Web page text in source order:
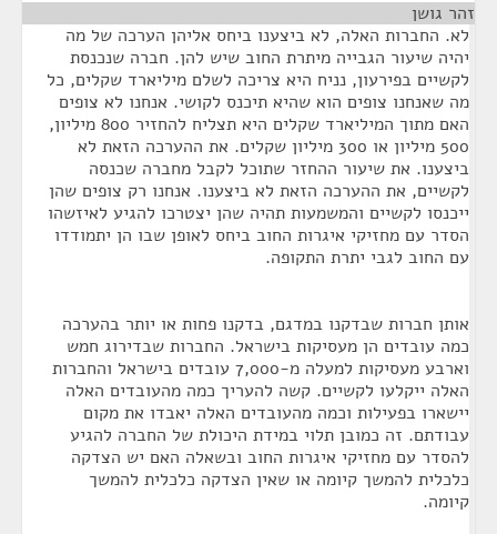
זהר גושן
לא. החברות האלה, לא ביצענו ביחס אליהן הערכה של מה
יהיה שיעור הגבייה מיתרת החוב שיש להן. חברה שנכנסת
לקשיים בפירעון, נניח היא צריכה לשלם מיליארד שקלים, כל
מה שאנחנו צופים הוא שהיא תיכנס לקושי. אנחנו לא צופים
האם מתוך המיליארד שקלים היא תצליח להחזיר 800 מיליון,
500 מיליון או 300 מיליון שקלים. את ההערכה הזאת לא
ביצענו. את שיעור ההחזר שתוכל לקבל מחברה שכנסה
לקשיים, את ההערכה הזאת לא ביצענו. אנחנו רק צופים שהן
ייכנסו לקשיים והמשמעות תהיה שהן יצטרכו להגיע לאיזשהו
הסדר עם מחזיקי איגרות החוב ביחס לאופן שבו הן יתמודדו
עם החוב לגבי יתרת התקופה.
אותן חברות שבדקנו במדגם, בדקנו פחות או יותר בהערכה
כמה עובדים הן מעסיקות בישראל. החברות שבדירוג חמש
וארבע מעסיקות למעלה מ-7,000 עובדים בישראל והחברות
האלה ייקלעו לקשיים. קשה להעריך כמה מהעובדים האלה
יישארו בפעילות וכמה מהעובדים האלה יאבדו את מקום
עבודתם. זה כמובן תלוי במידת היכולת של החברה להגיע
להסדר עם מחזיקי איגרות החוב ובשאלה האם יש הצדקה
כלכלית להמשך קיומה או שאין הצדקה כלכלית להמשך
קיומה.